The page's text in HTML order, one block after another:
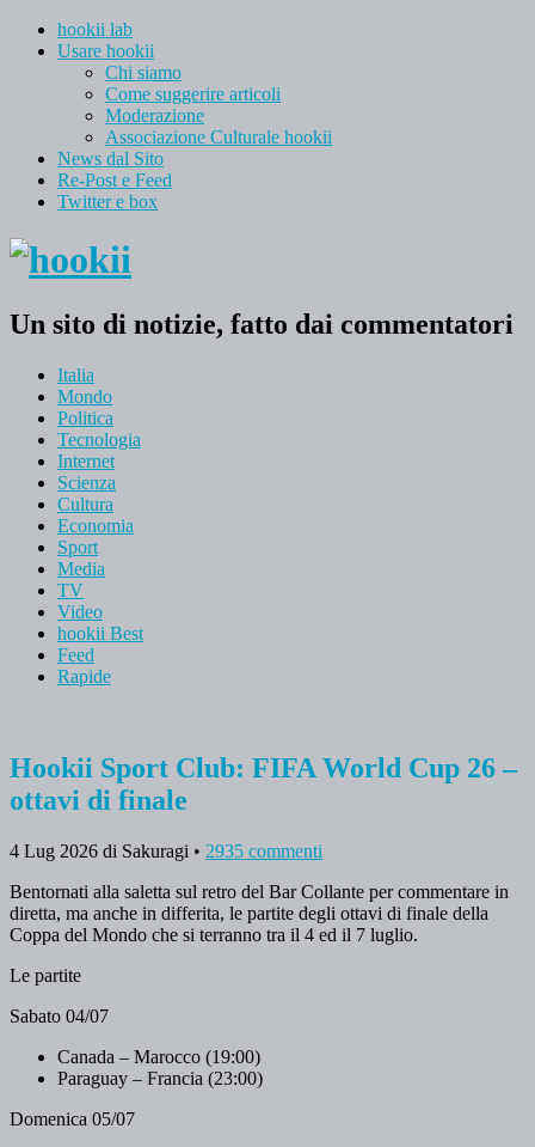
hookii lab
Usare hookii
Chi siamo
Come suggerire articoli
Moderazione
Associazione Culturale hookii
News dal Sito
Re-Post e Feed
Twitter e box
Un sito di notizie, fatto dai commentatori
Italia
Mondo
Politica
Tecnologia
Internet
Scienza
Cultura
Economia
Sport
Media
TV
Video
hookii Best
Feed
Rapide
Hookii Sport Club: FIFA World Cup 26 –
ottavi di finale
4 Lug 2026 di Sakuragi • 2935 commenti
Bentornati alla saletta sul retro del Bar Collante per commentare in
diretta, ma anche in differita, le partite degli ottavi di finale della
Coppa del Mondo che si terranno tra il 4 ed il 7 luglio.
Le partite
Sabato 04/07
Canada – Marocco (19:00)
Paraguay – Francia (23:00)
Domenica 05/07